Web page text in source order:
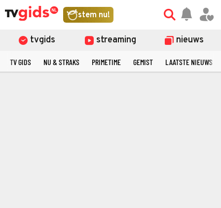
stem nu!
tvgids streaming nieuws
TV GIDS NU & STRAKS PRIMETIME GEMIST LAATSTE NIEUWS